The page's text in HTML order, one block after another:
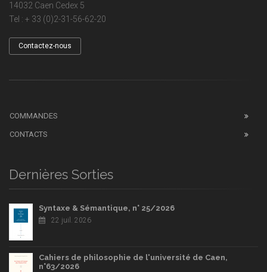
14032 Caen Cedex 5
Tel : + 33 (0)2-31-56-62-20
Contactez-nous
COMMANDES
CONTACTS
Dernières Sorties
Syntaxe & Sémantique, n° 25/2026
22 juil. 2026
Cahiers de philosophie de l'université de Caen,
n°63/2026